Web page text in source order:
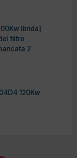
Ibrida]
filtro
2
120Kw